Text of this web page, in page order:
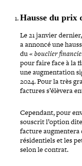
Hausse du prix
Le 21 janvier
a annoncé une
du «bouclier
pour faire face à la
une aug­men­ta­tion
2024. Pour la très
factures s’élèvera
Cependant, pour
souscrit l’option
facture aug­men­tera
rési­den­tiels et les
selon le contrat.